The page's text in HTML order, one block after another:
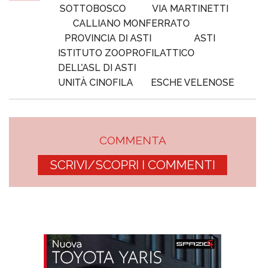
SOTTOBOSCO
VIA MARTINETTI
CALLIANO MONFERRATO
PROVINCIA DI ASTI
ASTI
ISTITUTO ZOOPROFILATTICO
DELL’ASL DI ASTI
UNITÀ CINOFILA
ESCHE VELENOSE
COMMENTA
SCRIVI/SCOPRI I COMMENTI